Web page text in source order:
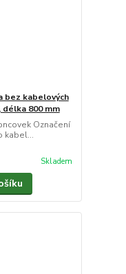
bez kabelových
délka 800 mm
Označení
kabel...
Skladem